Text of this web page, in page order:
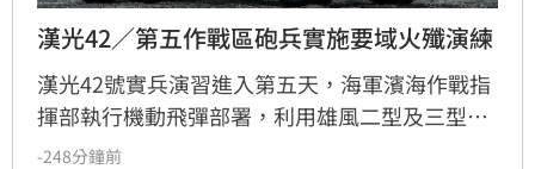
漢光42／第五作戰區砲兵實施要域火殲演練
漢光42號實兵演習進入第五天，海軍濱海作戰指
揮部執行機動飛彈部署，利用雄風二型及三型飛
彈扼控關鍵海域；第五作戰區實施「要域火殲」
-248分鐘前